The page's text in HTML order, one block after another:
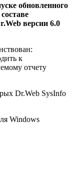
обновленного
версии 6.0
к
отчету
Dr.Web SysInfo
Windows